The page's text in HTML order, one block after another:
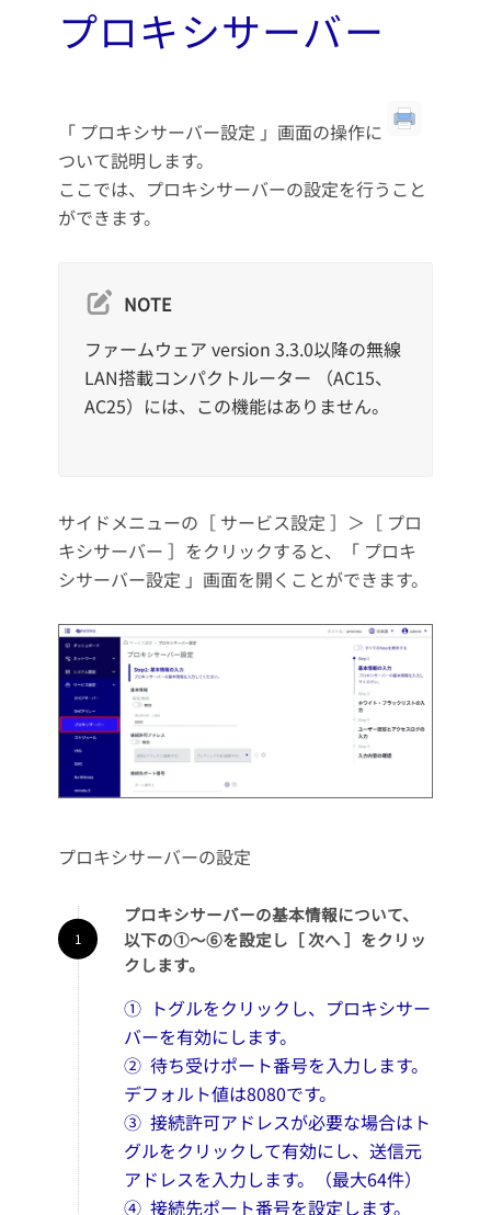
プロキシサーバー
「 プロキシサーバー設定 」画面の操作に
ついて説明します。
ここでは、プロキシサーバーの設定を行うこと
ができます。
NOTE
ファームウェア version 3.3.0以降の無線
LAN搭載コンパクトルーター （AC15、
AC25）には、この機能はありません。
サイドメニューの［ サービス設定 ］＞［ プロ
キシサーバー ］をクリックすると、「 プロキ
シサーバー設定 」画面を開くことができます。
プロキシサーバーの設定
プロキシサーバーの基本情報について、
以下の①～⑥を設定し［ 次へ ］をクリッ
クします。
① トグルをクリックし、プロキシサー
バーを有効にします。
② 待ち受けポート番号を入力します。
デフォルト値は8080です。
③ 接続許可アドレスが必要な場合はト
グルをクリックして有効にし、送信元
アドレスを入力します。（最大64件）
④ 接続先ポート番号を設定します。